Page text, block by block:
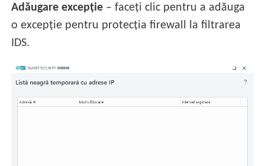
Adăugare excepție – faceți clic pentru a adăuga
o excepție pentru protecția firewall la filtrarea
IDS.